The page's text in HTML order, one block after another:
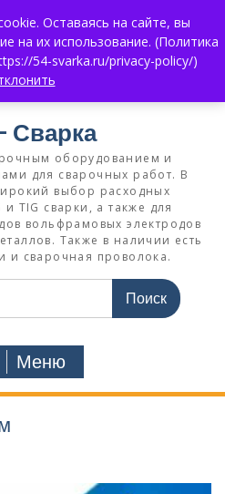
3750008@mail.ru
99
Сварка
оборудованием и
для сварочных работ. В
выбор расходных
TIG сварки, а также для
вольфрамовых электродов
Также в наличии есть
и сварочная проволока.
Меню
Оставаясь на сайте, вы
на их использование. (Политика
54-svarka.ru/privacy-policy/)